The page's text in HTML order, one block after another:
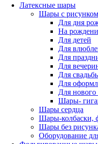
Латексные шары
Шары с рисунком
Для дня
На
Для детей
Для
Для
Для
Для
Для
Для нового
Шары-
Шары сердца
Шары-колбаски,
Шары без
Оборудование